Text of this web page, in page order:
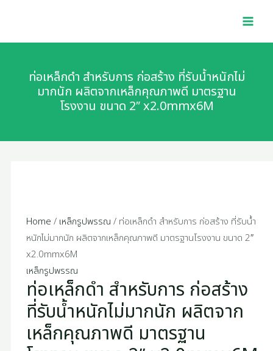
content
ท่อเหล็กดำ สำหรับการ ก่อสร้าง ที่รับน้ำหนักไม่
มากนัก ผลิตจากเหล็กคุณภาพดี มาตรฐาน
โรงงาน ขนาด 2″ x2.0mmx6M
Home / เหล็กรูปพรรณ / ท่อเหล็กดำ สำหรับการ ก่อสร้าง ที่รับน้ำ
หนักไม่มากนัก ผลิตจากเหล็กคุณภาพดี มาตรฐานโรงงาน ขนาด 2″
x2.0mmx6M
เหล็กรูปพรรณ
ท่อเหล็กดำ สำหรับการ ก่อสร้าง
ที่รับน้ำหนักไม่มากนัก ผลิตจาก
เหล็กคุณภาพดี มาตรฐาน